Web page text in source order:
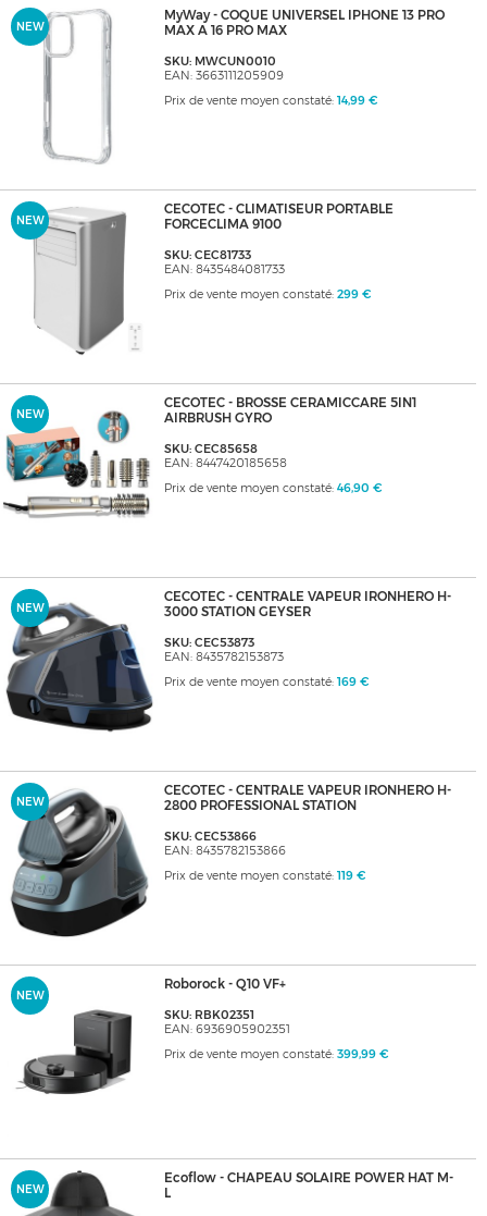
NEW
MyWay - COQUE UNIVERSEL IPHONE 13 PRO
MAX A 16 PRO MAX
SKU: MWCUN0010
EAN: 3663111205909
Prix de vente moyen constaté: 14,99 €
NEW
CECOTEC - CLIMATISEUR PORTABLE
FORCECLIMA 9100
SKU: CEC81733
EAN: 8435484081733
Prix de vente moyen constaté: 299 €
NEW
CECOTEC - BROSSE CERAMICCARE 5IN1
AIRBRUSH GYRO
SKU: CEC85658
EAN: 8447420185658
Prix de vente moyen constaté: 46,90 €
NEW
CECOTEC - CENTRALE VAPEUR IRONHERO H-
3000 STATION GEYSER
SKU: CEC53873
EAN: 8435782153873
Prix de vente moyen constaté: 169 €
NEW
CECOTEC - CENTRALE VAPEUR IRONHERO H-
2800 PROFESSIONAL STATION
SKU: CEC53866
EAN: 8435782153866
Prix de vente moyen constaté: 119 €
NEW
Roborock - Q10 VF+
SKU: RBK02351
EAN: 6936905902351
Prix de vente moyen constaté: 399,99 €
NEW
Ecoflow - CHAPEAU SOLAIRE POWER HAT M-
L